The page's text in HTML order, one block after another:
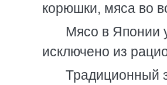
корюшки, мяса во
Мясо в Японии
исключено из
Традиционный